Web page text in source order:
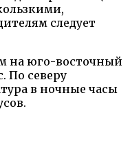
следует
на юго-восточный
По северу
в ночные часы